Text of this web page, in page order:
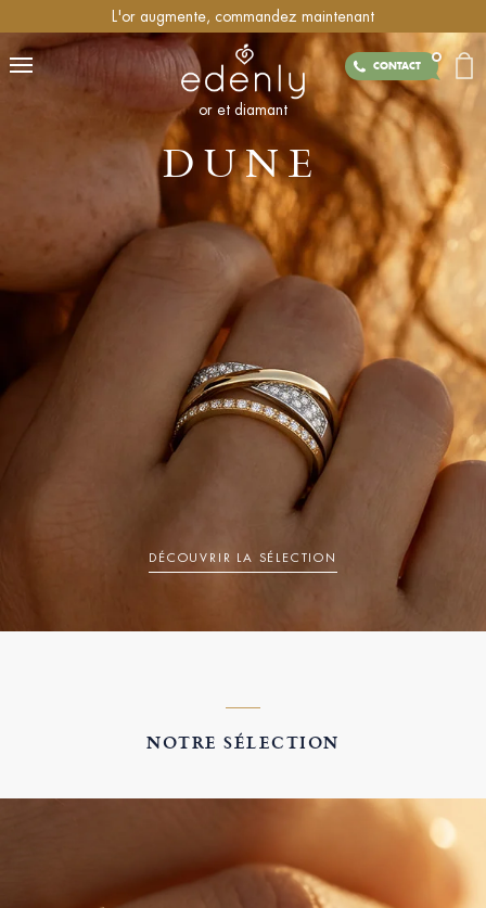
L'or augmente, commandez maintenant
CONTACT
or et diamant
DUNE
DÉCOUVRIR LA SÉLECTION
NOTRE SÉLECTION